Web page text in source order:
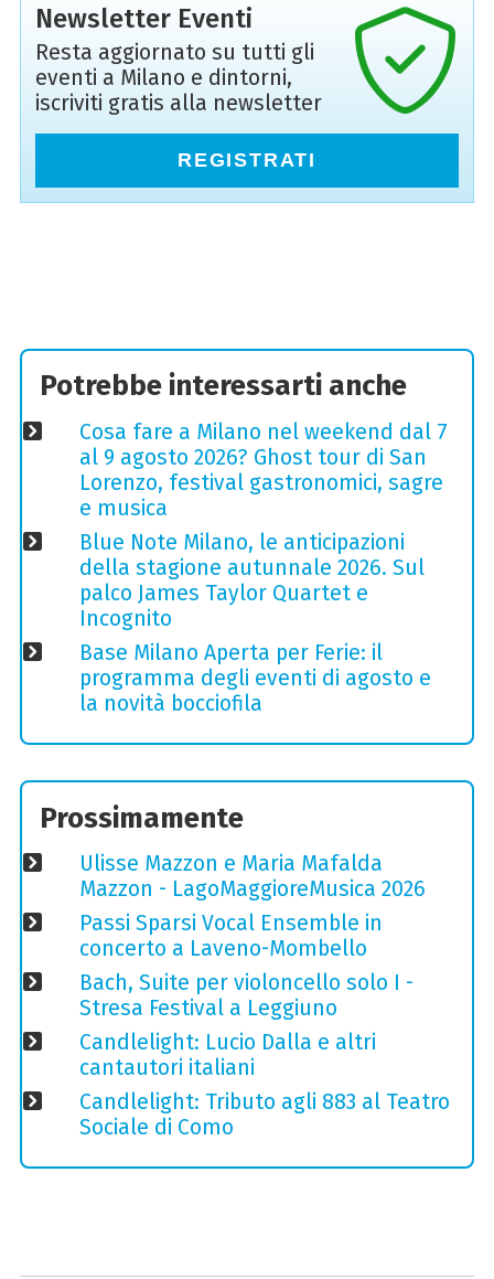
Newsletter Eventi
Resta aggiornato su tutti gli
eventi a Milano e dintorni,
iscriviti gratis alla newsletter
REGISTRATI
Potrebbe interessarti anche
Cosa fare a Milano nel weekend dal 7
al 9 agosto 2026? Ghost tour di San
Lorenzo, festival gastronomici, sagre
e musica
Blue Note Milano, le anticipazioni
della stagione autunnale 2026. Sul
palco James Taylor Quartet e
Incognito
Base Milano Aperta per Ferie: il
programma degli eventi di agosto e
la novità bocciofila
Prossimamente
Ulisse Mazzon e Maria Mafalda
Mazzon - LagoMaggioreMusica 2026
Passi Sparsi Vocal Ensemble in
concerto a Laveno-Mombello
Bach, Suite per violoncello solo I -
Stresa Festival a Leggiuno
Candlelight: Lucio Dalla e altri
cantautori italiani
Candlelight: Tributo agli 883 al Teatro
Sociale di Como